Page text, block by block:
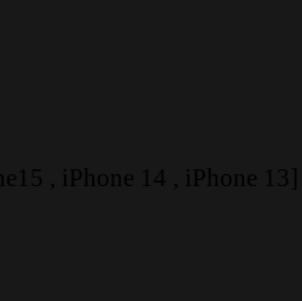
, iPhone 14 , iPhone 13]